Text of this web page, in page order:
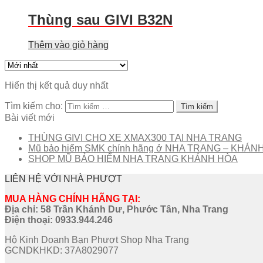
Thùng sau GIVI B32N
Thêm vào giỏ hàng
Hiển thị kết quả duy nhất
Tìm kiếm cho:
Bài viết mới
THÙNG GIVI CHO XE XMAX300 TẠI NHA TRANG
Mũ bảo hiểm SMK chính hãng ở NHA TRANG –
SHOP MŨ BẢO HIỂM NHA TRANG KHÁNH HÒA
LIÊN HỆ VỚI NHÀ PHƯỢT
MUA HÀNG CHÍNH HÃNG TẠI:
Địa chỉ: 58 Trần Khánh Dư, Phước Tân, Nha Trang
Điện thoại: 0933.944.246
Hộ Kinh Doanh Bạn Phượt Shop Nha Trang
GCNDKHKD: 37A8029077